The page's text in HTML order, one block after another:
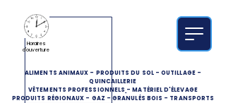
ALIMENTS ANIMAUX - PRODUITS DU SOL-OUTILLAGE-
QUINCAILLERIE
VÊTEMENTS PROFESSIONNELS -MATÉRIEL D'ÉLEVAGE
PRODUITS RÉGIONAUX - GAZ -GRANULÉS BOIS - TRANSPORTS
Horaires
d'ouverture